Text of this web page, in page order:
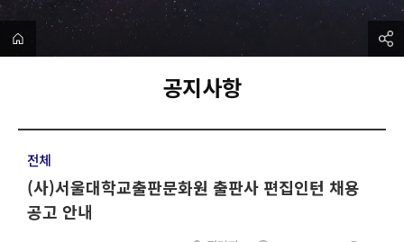
공지사항
전체
(사)서울대학교출판문화원 출판사 편집인턴 채용
공고 안내